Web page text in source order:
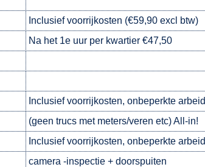
Inclusief voorrijkosten (€59,90 excl btw)
Na het 1e uur per kwartier €47,50
Inclusief voorrijkosten, onbeperkte arbeid
(geen trucs met meters/veren etc) All-in!
Inclusief voorrijkosten, onbeperkte arbeid
camera -inspectie + doorspuiten